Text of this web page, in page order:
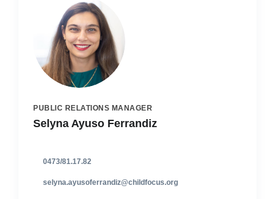
PUBLIC RELATIONS MANAGER
Selyna Ayuso Ferrandiz
0473/81.17.82
selyna.ayusoferrandiz@childfocus.org